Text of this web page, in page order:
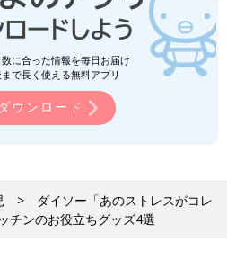
に合った情報を毎日お届け
で長く使える無料アプリ
ウンロード
ダイソー「あのストレスがコレ
チンのお役立ちグッズ4選